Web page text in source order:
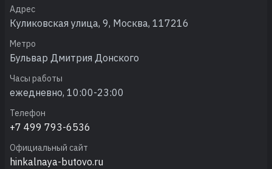
Адрес
Куликовская улица, 9, Москва, 117216
Метро
Бульвар Дмитрия Донского
Часы работы
ежедневно, 10:00-23:00
Телефон
+7 499 793-6536
Официальный сайт
hinkalnaya-butovo.ru